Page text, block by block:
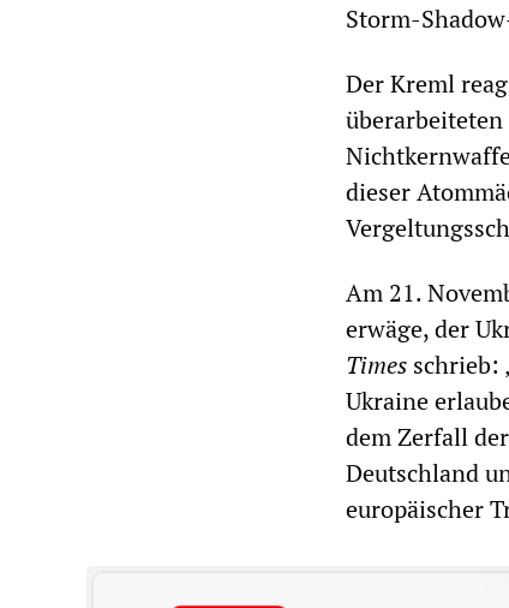
Storm-
Der Kreml
dieser
Am 21.
erwäge, der
Times schrieb:
Ukraine
dem Zerfall
Deutschland
europäischer